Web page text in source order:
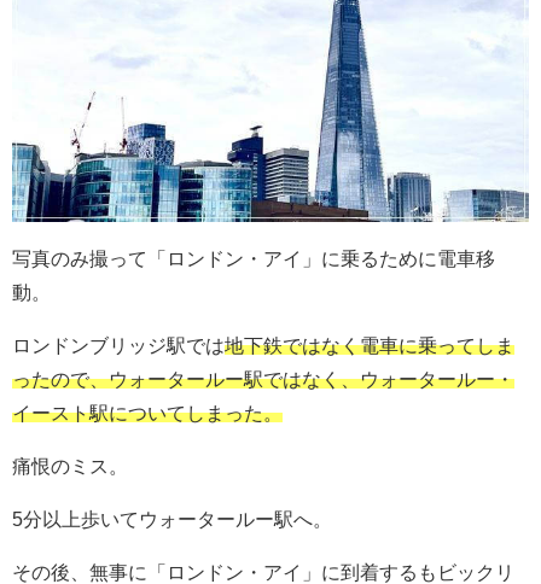
写真のみ撮って「ロンドン・アイ」に乗るために電車移
動。
ロンドンブリッジ駅では地下鉄ではなく電車に乗ってしま
ったので、ウォータールー駅ではなく、ウォータールー・
イースト駅についてしまった。
痛恨のミス。
5分以上歩いてウォータールー駅へ。
その後、無事に「ロンドン・アイ」に到着するもビックリ